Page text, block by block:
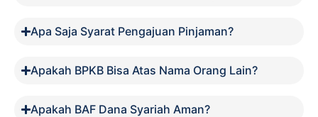
Apa Saja Syarat Pengajuan Pinjaman?
Apakah BPKB Bisa Atas Nama Orang Lain?
Apakah BAF Dana Syariah Aman?